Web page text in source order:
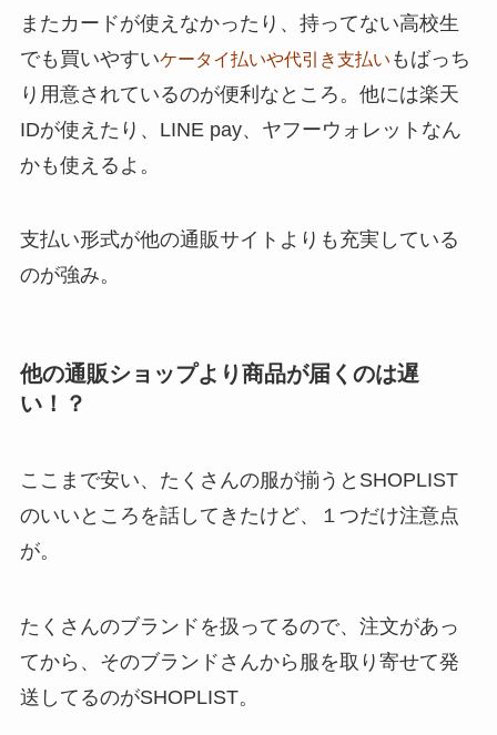
またカードが使えなかったり、持ってない高校生
でも買いやすいケータイ払いや代引き支払い もばっち
り用意されているのが便利なところ。他には楽天
IDが使えたり、LINE pay、ヤフーウォレットなん
かも使えるよ。
支払い形式が他の通販サイトよりも充実している
のが強み。
他の通販ショップより商品が届くのは遅
い！？
ここまで安い、たくさんの服が揃うとSHOPLIST
のいいところを話してきたけど、１つだけ注意点
が。
たくさんのブランドを扱ってるので、注文があっ
てから、そのブランドさんから服を取り寄せて発
送してるのがSHOPLIST。